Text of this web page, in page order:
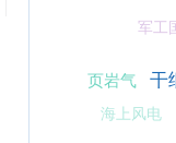
页岩气 干
军工
海上风电